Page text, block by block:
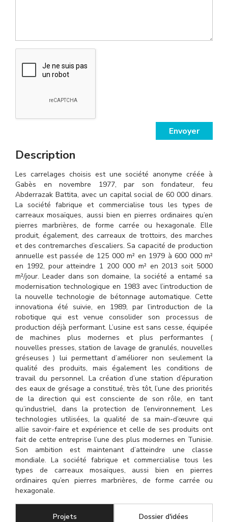
Envoyer
Description
Les carrelages choisis est une société anonyme créée à
Gabès en novembre 1977, par son fondateur, feu
Abderrazak Battita, avec un capital social de 60 000 dinars.
La société fabrique et commercialise tous les types de
carreaux mosaïques, aussi bien en pierres ordinaires qu’en
pierres marbrières, de forme carrée ou hexagonale. Elle
produit, également, des carreaux de trottoirs, des marches
et des contremarches d’escaliers. Sa capacité de production
annuelle est passée de 125 000 m² en 1979 à 600 000 m²
en 1992, pour atteindre 1 200 000 m² en 2013 soit 5000
m²/jour. Leader dans son domaine, la société a entamé sa
modernisation technologique en 1983 avec l’introduction de
la nouvelle technologie de bétonnage automatique. Cette
innovationa été suivie, en 1989, par l’introduction de la
robotique qui est venue consolider son processus de
production déjà performant. L’usine est sans cesse, équipée
de machines plus modernes et plus performantes (
nouvelles presses, station de lavage de granulés, nouvelles
gréseuses ) lui permettant d’améliorer non seulement la
qualité des produits, mais également les conditions de
travail du personnel. La création d’une station d’épuration
des eaux de grésage a constitué, très tôt, l’une des priorités
de la direction qui est consciente de son rôle, en tant
qu’industriel, dans la protection de l’environnement. Les
technologies utilisées, la qualité de sa main-d’œuvre qui
allie savoir-faire et expérience et celle de ses produits ont
fait de cette entreprise l’une des plus modernes en Tunisie.
Son ambition est maintenant d’atteindre une classe
mondiale. La société fabrique et commercialise tous les
types de carreaux mosaïques, aussi bien en pierres
ordinaires qu’en pierres marbrières, de forme carrée ou
hexagonale.
Projets Dossier d'idées